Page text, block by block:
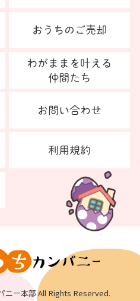
ニー本部 All Rights Reserved.